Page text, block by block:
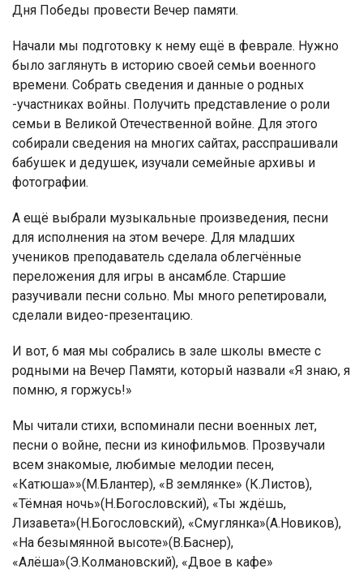
Дня Победы провести Вечер памяти.
Начали мы подготовку к нему ещё в феврале. Нужно
было заглянуть в историю своей семьи военного
времени. Собрать сведения и данные о родных
-участниках войны. Получить представление о роли
семьи в Великой Отечественной войне. Для этого
собирали сведения на многих сайтах, расспрашивали
бабушек и дедушек, изучали семейные архивы и
фотографии.
А ещё выбрали музыкальные произведения, песни
для исполнения на этом вечере. Для младших
учеников преподаватель сделала облегчённые
переложения для игры в ансамбле. Старшие
разучивали песни сольно. Мы много репетировали,
сделали видео-презентацию.
И вот, 6 мая мы собрались в зале школы вместе с
родными на Вечер Памяти, который назвали «Я знаю, я
помню, я горжусь!»
Мы читали стихи, вспоминали песни военных лет,
песни о войне, песни из кинофильмов. Прозвучали
всем знакомые, любимые мелодии песен,
«Катюша»»(М.Блантер), «В землянке» (К.Листов),
«Тёмная ночь»(Н.Богословский), «Ты ждёшь,
Лизавета»(Н.Богословский), «Смуглянка»(А.Новиков),
«На безымянной высоте»(В.Баснер),
«Алёша»(Э.Колмановский), «Двое в кафе»